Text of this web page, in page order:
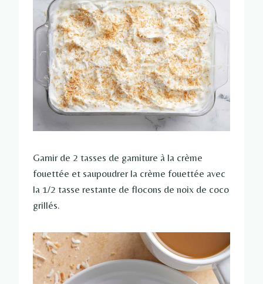
Garnir de 2 tasses de garniture à la crème
fouettée et saupoudrer la crème fouettée avec
la 1/2 tasse restante de flocons de noix de coco
grillés.